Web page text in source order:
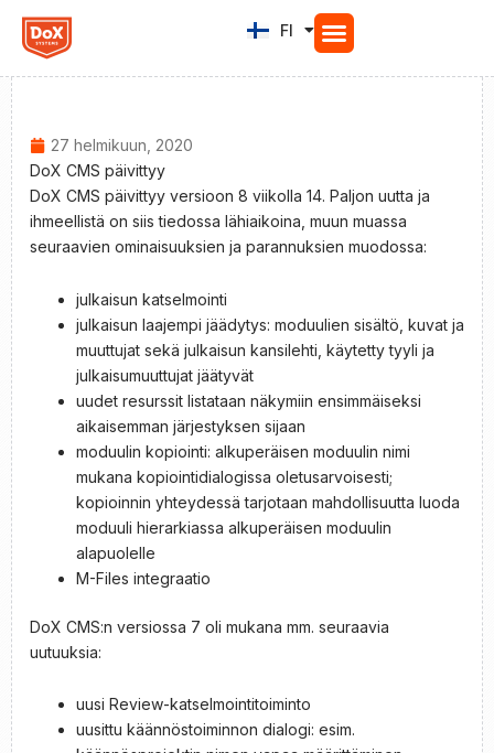
Siirry
sisältöön
FI
EN
27 helmikuun, 2020
DoX CMS päivittyy
DoX CMS päivittyy versioon 8 viikolla 14. Paljon uutta ja
ihmeellistä on siis tiedossa lähiaikoina, muun muassa
seuraavien ominaisuuksien ja parannuksien muodossa:
julkaisun katselmointi
julkaisun laajempi jäädytys: moduulien sisältö, kuvat ja
muuttujat sekä julkaisun kansilehti, käytetty tyyli ja
julkaisumuuttujat jäätyvät
uudet resurssit listataan näkymiin ensimmäiseksi
aikaisemman järjestyksen sijaan
moduulin kopiointi: alkuperäisen moduulin nimi
mukana kopiointidialogissa oletusarvoisesti;
kopioinnin yhteydessä tarjotaan mahdollisuutta luoda
moduuli hierarkiassa alkuperäisen moduulin
alapuolelle
M-Files integraatio
DoX CMS:n versiossa 7 oli mukana mm. seuraavia
uutuuksia:
uusi Review-katselmointitoiminto
uusittu käännöstoiminnon dialogi: esim.